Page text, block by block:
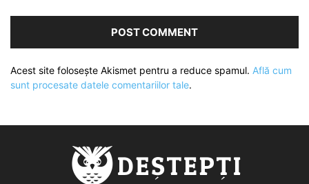
Acest site folosește Akismet pentru a reduce spamul. Află cum
sunt procesate datele comentariilor tale.